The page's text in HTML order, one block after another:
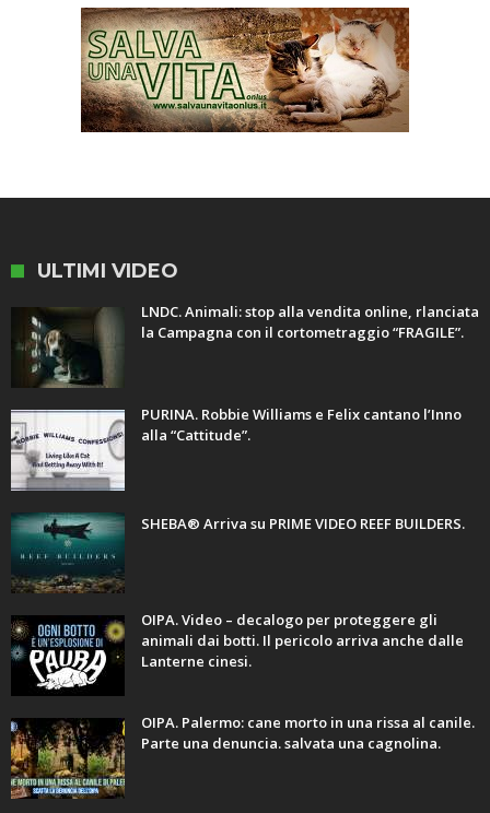
ULTIMI VIDEO
LNDC. Animali: stop alla vendita online, rlanciata
la Campagna con il cortometraggio “FRAGILE”.
PURINA. Robbie Williams e Felix cantano l’Inno
alla “Cattitude”.
SHEBA® Arriva su PRIME VIDEO REEF BUILDERS.
OIPA. Video – decalogo per proteggere gli
animali dai botti. Il pericolo arriva anche dalle
Lanterne cinesi.
OIPA. Palermo: cane morto in una rissa al canile.
Parte una denuncia. salvata una cagnolina.